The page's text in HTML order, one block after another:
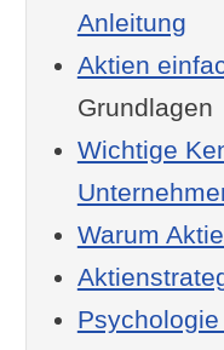
Anleitung
Aktien
Grundlagen
Wichtige
Warum